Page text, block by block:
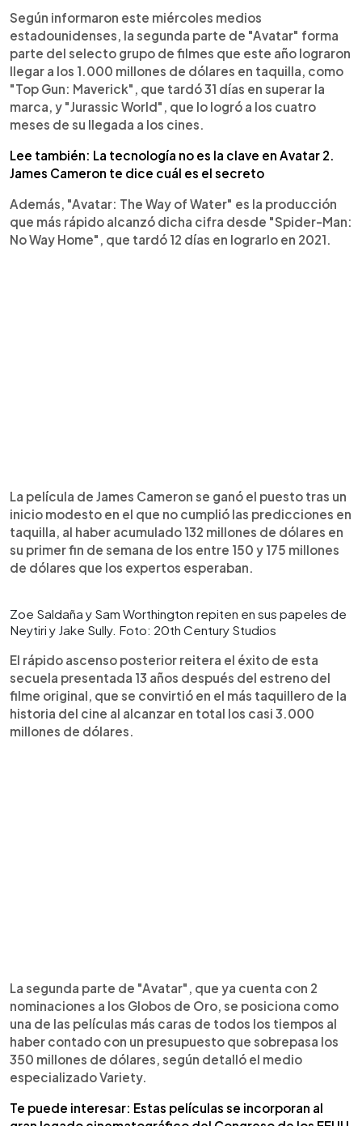
Según informaron este miércoles medios
estadounidenses, la segunda parte de "Avatar" forma
parte del selecto grupo de filmes que este año lograron
llegar a los 1.000 millones de dólares en taquilla, como
"Top Gun: Maverick", que tardó 31 días en superar la
marca, y "Jurassic World", que lo logró a los cuatro
meses de su llegada a los cines.
Lee también: La tecnología no es la clave en Avatar 2.
James Cameron te dice cuál es el secreto
Además, "Avatar: The Way of Water" es la producción
que más rápido alcanzó dicha cifra desde "Spider-Man:
No Way Home", que tardó 12 días en lograrlo en 2021.
La película de James Cameron se ganó el puesto tras un
inicio modesto en el que no cumplió las predicciones en
taquilla, al haber acumulado 132 millones de dólares en
su primer fin de semana de los entre 150 y 175 millones
de dólares que los expertos esperaban.
Zoe Saldaña y Sam Worthington repiten en sus papeles de
Neytiri y Jake Sully. Foto: 20th Century Studios
El rápido ascenso posterior reitera el éxito de esta
secuela presentada 13 años después del estreno del
filme original, que se convirtió en el más taquillero de la
historia del cine al alcanzar en total los casi 3.000
millones de dólares.
La segunda parte de "Avatar", que ya cuenta con 2
nominaciones a los Globos de Oro, se posiciona como
una de las películas más caras de todos los tiempos al
haber contado con un presupuesto que sobrepasa los
350 millones de dólares, según detalló el medio
especializado Variety.
Te puede interesar: Estas películas se incorporan al